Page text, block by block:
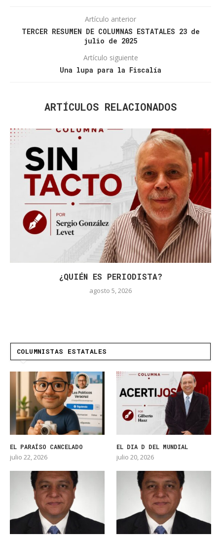
Artículo anterior
TERCER RESUMEN DE COLUMNAS ESTATALES 23 de
julio de 2025
Artículo siguiente
Una lupa para la Fiscalía
ARTÍCULOS RELACIONADOS
¿QUIÉN ES PERIODISTA?
agosto 5, 2026
COLUMNISTAS ESTATALES
EL PARAÍSO CANCELADO
julio 22, 2026
EL DIA D DEL MUNDIAL
julio 20, 2026